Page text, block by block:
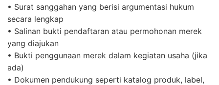
• Surat sanggahan yang berisi argumentasi hukum
secara lengkap
• Salinan bukti pendaftaran atau permohonan merek
yang diajukan
• Bukti penggunaan merek dalam kegiatan usaha (jika
ada)
• Dokumen pendukung seperti katalog produk, label,